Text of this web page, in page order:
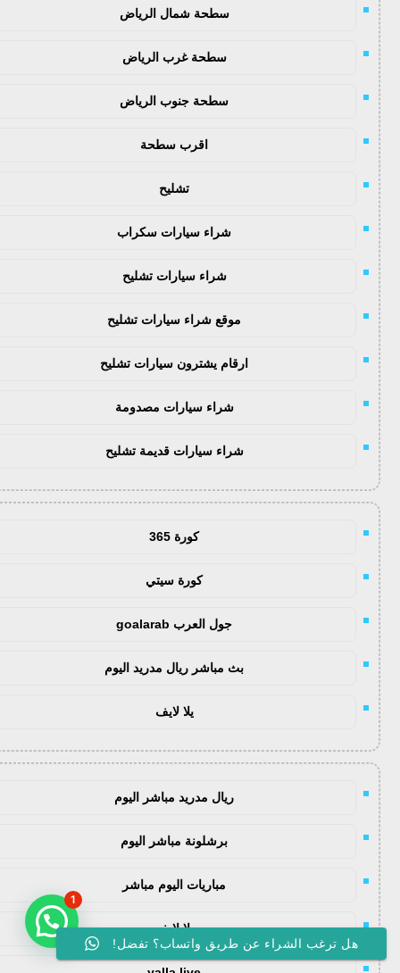
سطحة شمال الرياض
سطحة غرب الرياض
سطحة جنوب الرياض
اقرب سطحة
تشليح
شراء سيارات سكراب
شراء سيارات تشليح
موقع شراء سيارات تشليح
ارقام يشترون سيارات تشليح
شراء سيارات مصدومة
شراء سيارات قديمة تشليح
كورة 365
كورة سيتي
جول العرب goalarab
بث مباشر ريال مدريد اليوم
يلا لايف
ريال مدريد مباشر اليوم
برشلونة مباشر اليوم
مباريات اليوم مباشر
يلا لايف
هل ترغب الشراء عن طريق واتساب؟ تفضل!
1